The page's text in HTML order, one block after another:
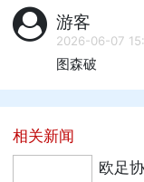
游客
2026-06-07
图森破
相关新闻
欧足